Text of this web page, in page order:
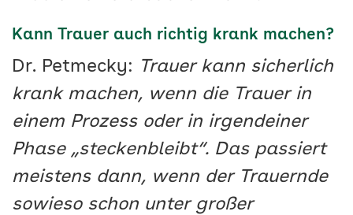
Kann Trauer auch richtig krank machen?
Dr. Petmecky: Trauer kann sicherlich
krank machen, wenn die Trauer in
einem Prozess oder in irgendeiner
Phase „steckenbleibt“. Das passiert
meistens dann, wenn der Trauernde
sowieso schon unter großer